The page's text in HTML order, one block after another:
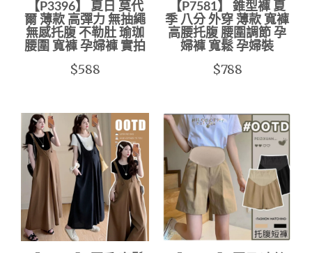
【P3396】 夏日 莫代
爾 薄款 高彈力 無抽繩
無感托腹 不勒肚 瑜珈
腰圍 寬褲 孕婦褲 實拍
$588
【P7581】 錐型褲 夏
季 八分 外穿 薄款 寬褲
高腰托腹 腰圍調節 孕
婦褲 寬鬆 孕婦裝
$788